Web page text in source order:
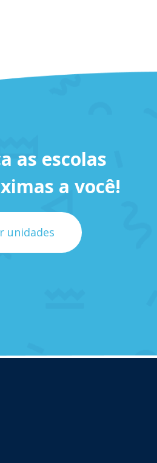
as escolas
a você!
unidades